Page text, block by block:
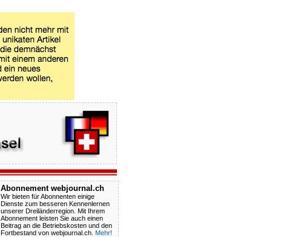
Abonnement webjournal.ch
Wir bieten für Abonnenten einige
Dienste zum besseren Kennenlernen
unserer Dreiländerregion. Mit Ihrem
Abonnement leisten Sie auch einen
Beitrag an die Betriebskosten und den
Fortbestand von webjournal.ch. Mehr!